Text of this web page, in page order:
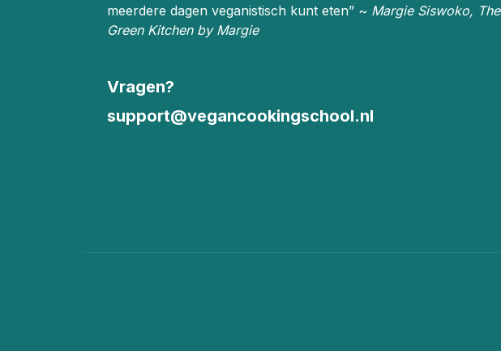
meerdere dagen veganistisch kunt eten” ~ Margie Siswoko, The
Green Kitchen by Margie
Vragen?
support@vegancookingschool.nl